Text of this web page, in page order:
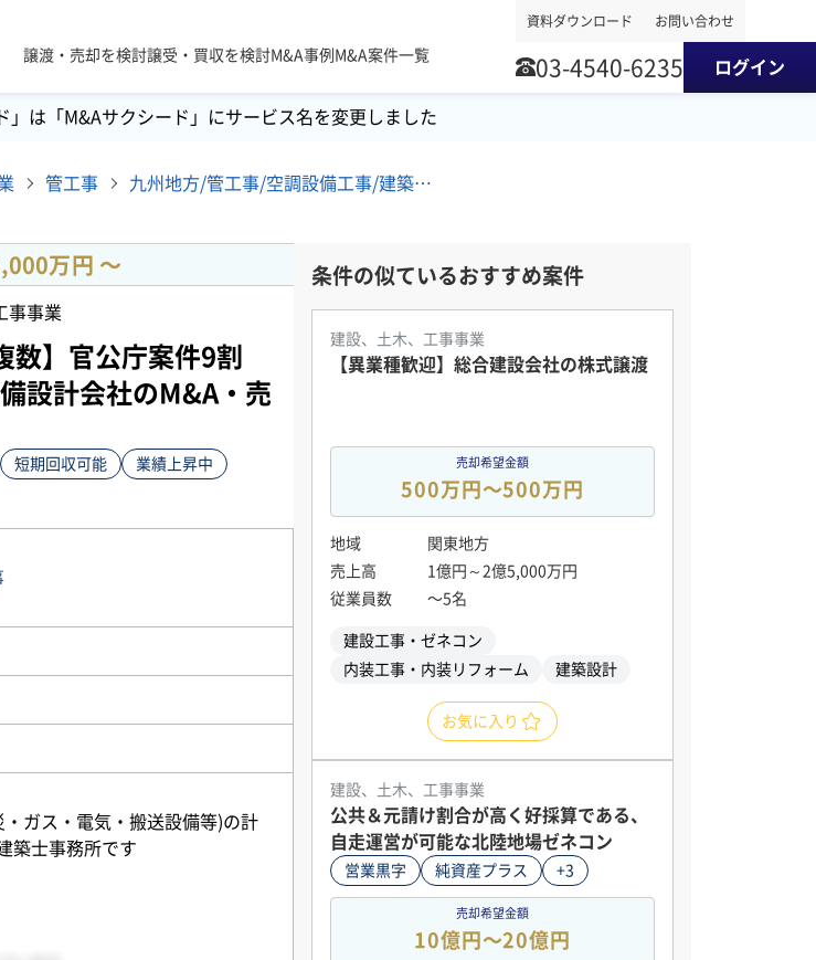
譲渡・売却を検討譲受・買収を検討M&A事例 M&A案件一覧
資料ダウンロード お問い合わせ
03-4540-6235 ログイン
」は「M&Aサクシード」にサービス名を変更しました
管工事 九州地方/管工事/空調設備工事/建築設計 M&A・事業譲渡案件
万円 〜
事事業
数】官公庁案件9割
設計会社のM&A・売
短期回収可能
業績上昇中
・ガス・電気・搬送設備等)の計
築士事務所です
条件の似ているおすすめ案件
建設、土木、工事事業
【異業種歓迎】総合建設会社の株式譲渡
売却希望金額
500万円〜500万円
地域
関東地方
売上高
1億円～2億5,000万円
従業員数
〜5名
建設工事・ゼネコン
内装工事・内装リフォーム
建築設計
お気に入り
建設、土木、工事事業
公共＆元請け割合が高く好採算である、
自走運営が可能な北陸地場ゼネコン
営業黒字 純資産プラス +3
売却希望金額
10億円〜20億円